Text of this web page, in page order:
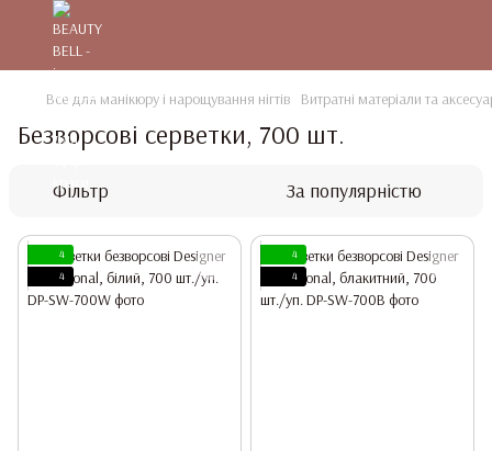
Все для манікюру і нарощування нігтів Витратні матеріали та
Безворсові серветки, 700 шт.
Фільтр За популярністю
4
4
4
4